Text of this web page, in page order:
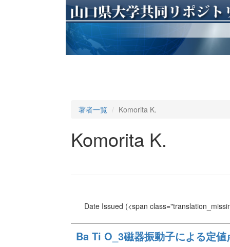
著者一覧 Komorita K.
Komorita K.
Date Issued (<span
Ba Ti O_3磁器振動子による定値